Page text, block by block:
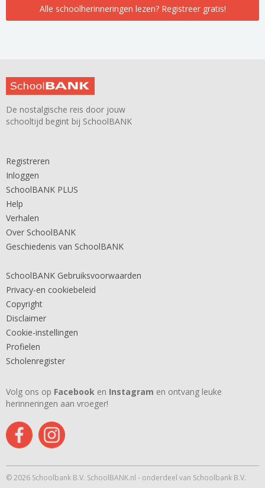
Alle schoolherinneringen lezen? Registreer gratis!
De nostalgische reis door jouw
schooltijd begint bij SchoolBANK
Registreren
Inloggen
SchoolBANK PLUS
Help
Verhalen
Over SchoolBANK
Geschiedenis van SchoolBANK
SchoolBANK Gebruiksvoorwaarden
Privacy-en cookiebeleid
Copyright
Disclaimer
Cookie-instellingen
Profielen
Scholenregister
Volg ons op Facebook en Instagram en ontvang leuke
herinneringen aan vroeger!
© 2026 Schoolbank B.V. SchoolBANK.nl - onderdeel van Schoolbank B.V.